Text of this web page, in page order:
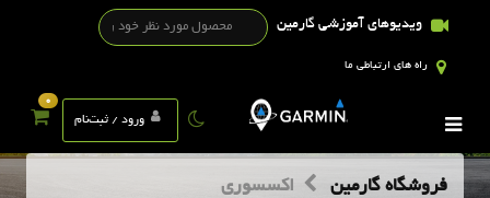
ویدیوهای آموزشی گارمین
راه های ارتباطی ما
ورود / ثبت‌نام
0
فروشگاه گارمین اکسسوری